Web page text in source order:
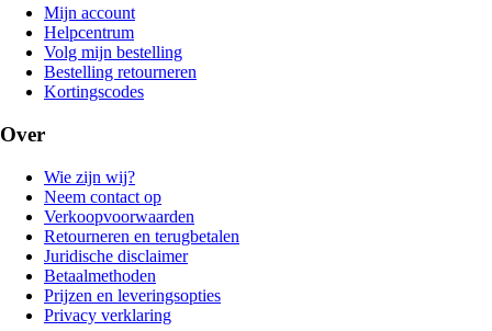
Mijn account
Helpcentrum
Volg mijn bestelling
Bestelling retourneren
Kortingscodes
Over
Wie zijn wij?
Neem contact op
Verkoopvoorwaarden
Retourneren en terugbetalen
Juridische disclaimer
Betaalmethoden
Prijzen en leveringsopties
Privacy verklaring